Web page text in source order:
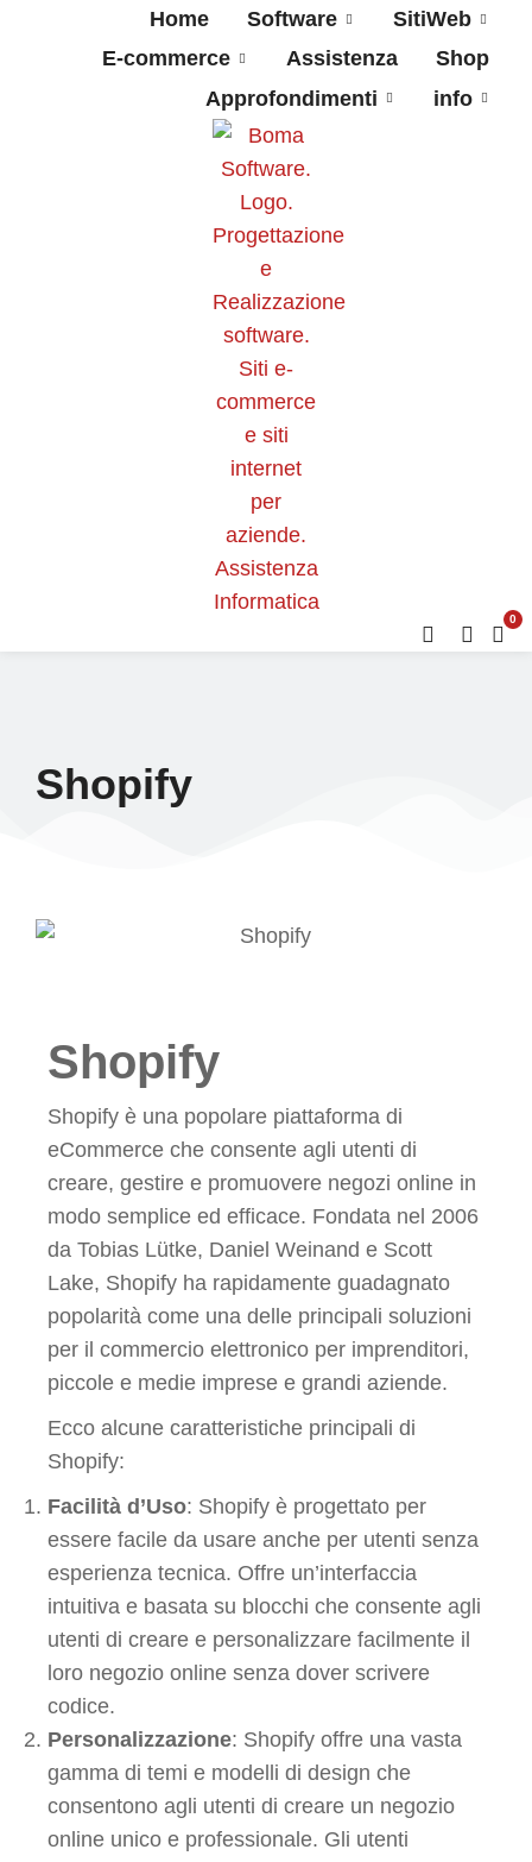
Home Software
SitiWeb
E-commerce
Assistenza
Shop
Approfondimenti
info
0
Shopify
Shopify
Shopify è una popolare piattaforma di
eCommerce che consente agli utenti di
creare, gestire e promuovere negozi online in
modo semplice ed efficace. Fondata nel 2006
da Tobias Lütke, Daniel Weinand e Scott
Lake, Shopify ha rapidamente guadagnato
popolarità come una delle principali soluzioni
per il commercio elettronico per imprenditori,
piccole e medie imprese e grandi aziende.
Ecco alcune caratteristiche principali di
Shopify:
Facilità d’Uso: Shopify è progettato per
essere facile da usare anche per utenti senza
esperienza tecnica. Offre un’interfaccia
intuitiva e basata su blocchi che consente agli
utenti di creare e personalizzare facilmente il
loro negozio online senza dover scrivere
codice.
Personalizzazione: Shopify offre una vasta
gamma di temi e modelli di design che
consentono agli utenti di creare un negozio
online unico e professionale. Gli utenti